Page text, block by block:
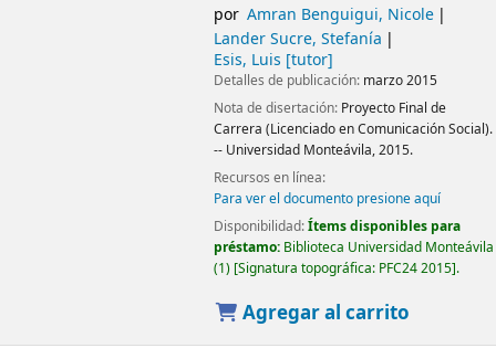
por Amran Benguigui, Nicole
Lander Sucre, Stefanía
Esis, Luis [tutor]
Detalles de publicación: marzo 2015
Nota de disertación: Proyecto Final de
Carrera (Licenciado en Comunicación Social).
-- Universidad Monteávila, 2015.
Recursos en línea:
Para ver el documento presione aquí
Disponibilidad:Ítems disponibles para
préstamo: Biblioteca Universidad Monteávila
(1) Signatura topográfica: PFC24 2015 .
Agregar al carrito